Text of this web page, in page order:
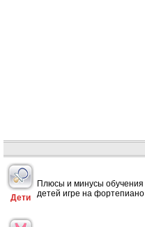
Дети
Плюсы и минусы обучения
детей игре на фортепиано